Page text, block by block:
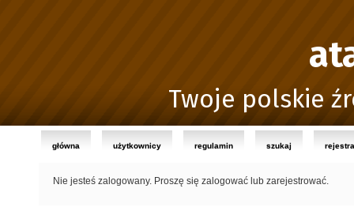
Twoje polskie
główna użytkownicy regulamin szukaj
Nie jesteś zalogowany. Proszę się zalogować lub zarejestrować.